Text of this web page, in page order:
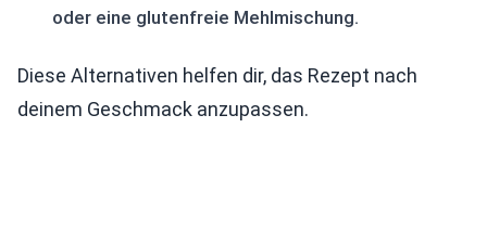
oder eine glutenfreie Mehlmischung.
Diese Alternativen helfen dir, das Rezept nach
deinem Geschmack anzupassen.